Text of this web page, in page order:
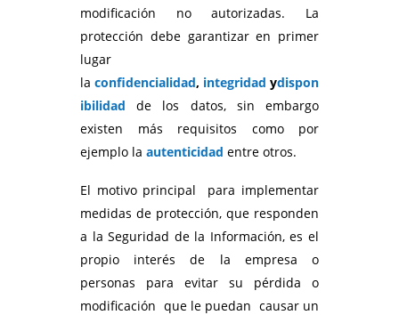
modificación no autorizadas. La
protección debe garantizar en primer
lugar
la confidencialidad, integridad ydispon
ibilidad de los datos, sin embargo
existen más requisitos como por
ejemplo la autenticidad entre otros.
El motivo principal para implementar
medidas de protección, que responden
a la Seguridad de la Información, es el
propio interés de la empresa o
personas para evitar su pérdida o
modificación que le puedan causar un